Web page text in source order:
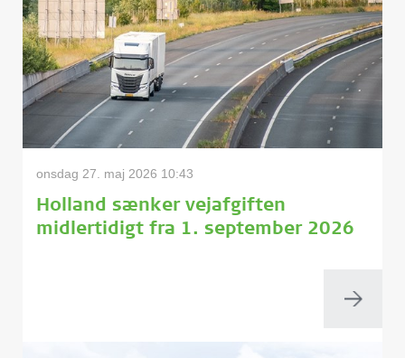
onsdag 27. maj 2026 10:43
Holland sænker vejafgiften
midlertidigt fra 1. september 2026